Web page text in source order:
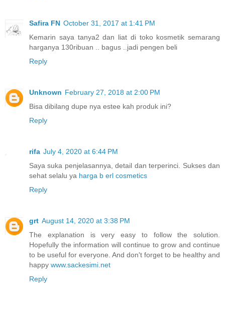
Safira FN October 31, 2017 at 1:41 PM
Kemarin saya tanya2 dan liat di toko kosmetik semarang
harganya 130ribuan .. bagus ..jadi pengen beli
Reply
Unknown February 27, 2018 at 2:00 PM
Bisa dibilang dupe nya estee kah produk ini?
Reply
rifa July 4, 2020 at 6:44 PM
Saya suka penjelasannya, detail dan terperinci. Sukses dan
sehat selalu ya harga b erl cosmetics
Reply
grt August 14, 2020 at 3:38 PM
The explanation is very easy to follow the solution.
Hopefully the information will continue to grow and continue
to be useful for everyone. And don't forget to be healthy and
happy www.sackesimi.net
Reply